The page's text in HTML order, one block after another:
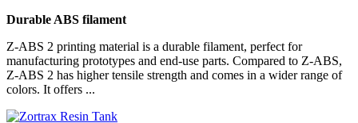
Durable ABS filament
Z-ABS 2 printing material is a durable filament, perfect for
manufacturing prototypes and end-use parts. Compared to Z-ABS,
Z-ABS 2 has higher tensile strength and comes in a wider range of
colors. It offers ...